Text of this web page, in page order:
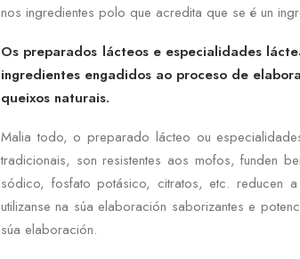
nos ingredientes polo que acredita que se é un
Os preparados lácteos e especialidades
ingredientes engadidos ao proceso de
queixos naturais.
Malia todo, o preparado lácteo ou
tradicionais, son resistentes aos mofos, funden
sódico, fosfato potásico, citratos, etc. reducen
utilizanse na súa elaboración saborizantes e
súa elaboración.